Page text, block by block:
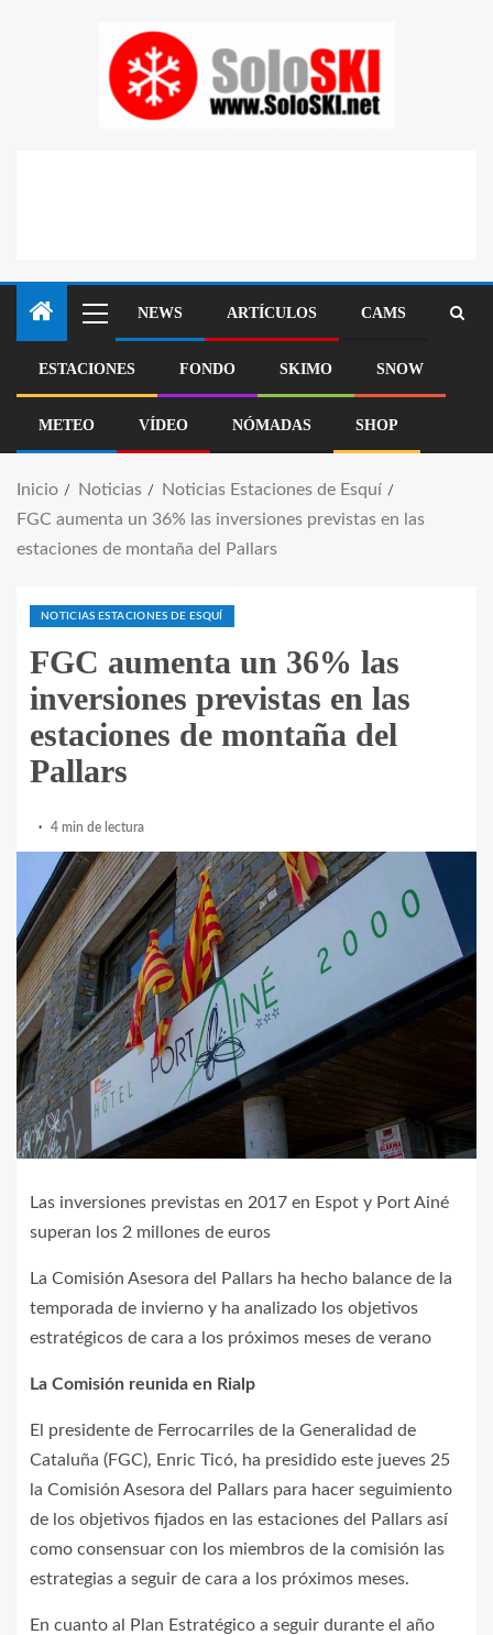
NEWS ARTÍCULOS CAMS
ESTACIONES FONDO SKIMO SNOW
METEO VÍDEO NÓMADAS SHOP
Inicio Noticias
Noticias Estaciones de Esquí
FGC aumenta un 36% las inversiones previstas en las
estaciones de montaña del Pallars
NOTICIAS ESTACIONES DE ESQUÍ
FGC aumenta un 36% las
inversiones previstas en las
estaciones de montaña del
Pallars
4 min de lectura
Las inversiones previstas en 2017 en Espot y Port Ainé
superan los 2 millones de euros
La Comisión Asesora del Pallars ha hecho balance de la
temporada de invierno y ha analizado los objetivos
estratégicos de cara a los próximos meses de verano
La Comisión reunida en Rialp
El presidente de Ferrocarriles de la Generalidad de
Cataluña (FGC), Enric Ticó, ha presidido este jueves 25
la Comisión Asesora del Pallars para hacer seguimiento
de los objetivos fijados en las estaciones del Pallars así
como consensuar con los miembros de la comisión las
estrategias a seguir de cara a los próximos meses.
En cuanto al Plan Estratégico a seguir durante el año